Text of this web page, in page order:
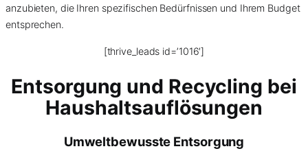
anzubieten, die Ihren spezifischen Bedürfnissen und Ihrem Budget
entsprechen.
[thrive_leads id=’1016′]
Entsorgung und Recycling bei
Haushaltsauflösungen
Umweltbewusste Entsorgung